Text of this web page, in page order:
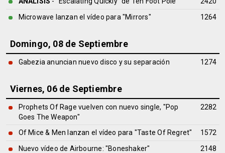
Microwave lanzan el vídeo para "Mirrors"
1264
Domingo, 08 de Septiembre
Gabezia anuncian nuevo disco y su separación 1274
Viernes, 06 de Septiembre
Prophets Of Rage vuelven con nuevo single, "Pop
Goes The Weapon"
2282
Of Mice & Men lanzan el vídeo para "Taste Of Regret"
1572
Nuevo vídeo de Airbourne: "Boneshaker"
2148